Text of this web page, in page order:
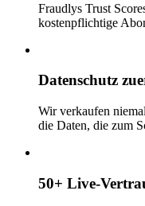
Fraudlys Trust
kostenpflichtige
Datenschutz
Wir verkaufen
die Daten, die zum
50+ Live-